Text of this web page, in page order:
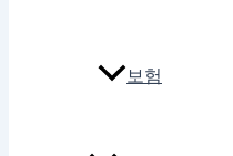
보험